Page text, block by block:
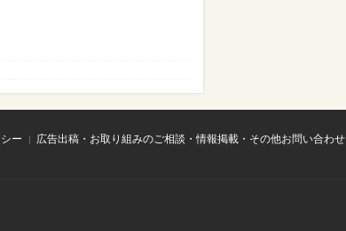
ー
広告出稿・お取り組みのご相談・情報掲載・その他お問い合わせ